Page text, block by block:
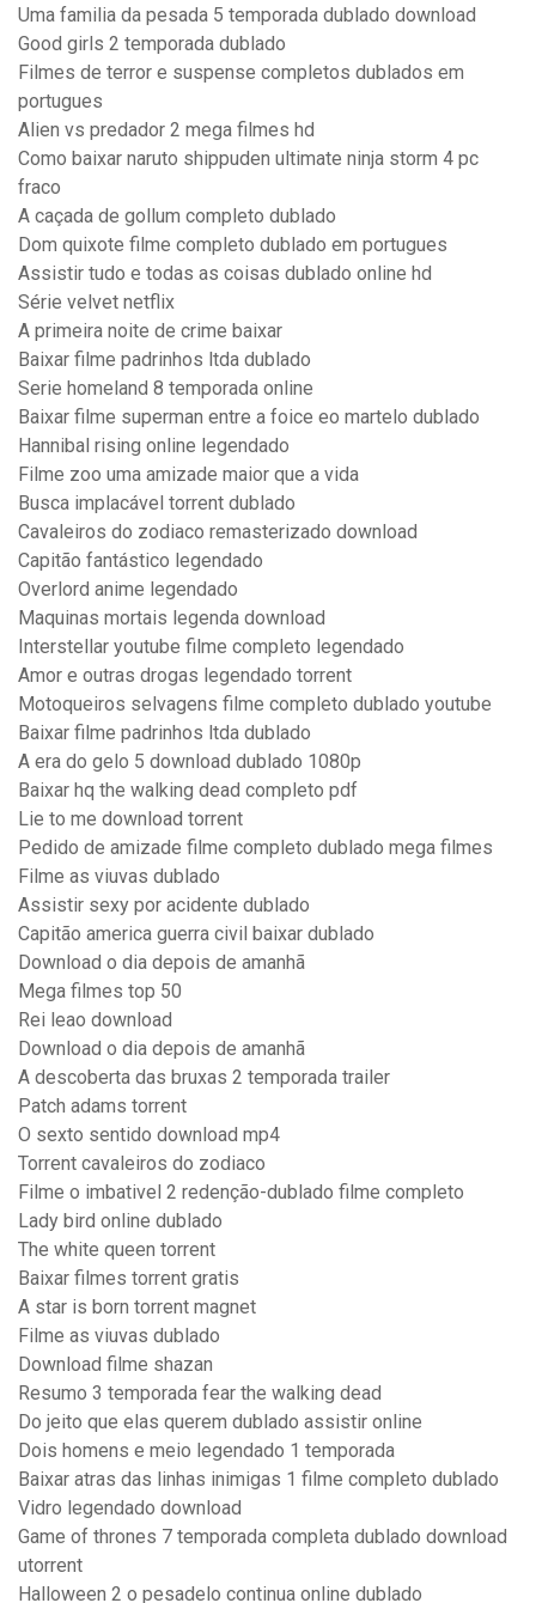
Uma familia da pesada 5 temporada dublado download
Good girls 2 temporada dublado
Filmes de terror e suspense completos dublados em
portugues
Alien vs predador 2 mega filmes hd
Como baixar naruto shippuden ultimate ninja storm 4 pc
fraco
A caçada de gollum completo dublado
Dom quixote filme completo dublado em portugues
Assistir tudo e todas as coisas dublado online hd
Série velvet netflix
A primeira noite de crime baixar
Baixar filme padrinhos ltda dublado
Serie homeland 8 temporada online
Baixar filme superman entre a foice eo martelo dublado
Hannibal rising online legendado
Filme zoo uma amizade maior que a vida
Busca implacável torrent dublado
Cavaleiros do zodiaco remasterizado download
Capitão fantástico legendado
Overlord anime legendado
Maquinas mortais legenda download
Interstellar youtube filme completo legendado
Amor e outras drogas legendado torrent
Motoqueiros selvagens filme completo dublado youtube
Baixar filme padrinhos ltda dublado
A era do gelo 5 download dublado 1080p
Baixar hq the walking dead completo pdf
Lie to me download torrent
Pedido de amizade filme completo dublado mega filmes
Filme as viuvas dublado
Assistir sexy por acidente dublado
Capitão america guerra civil baixar dublado
Download o dia depois de amanhã
Mega filmes top 50
Rei leao download
Download o dia depois de amanhã
A descoberta das bruxas 2 temporada trailer
Patch adams torrent
O sexto sentido download mp4
Torrent cavaleiros do zodiaco
Filme o imbativel 2 redenção-dublado filme completo
Lady bird online dublado
The white queen torrent
Baixar filmes torrent gratis
A star is born torrent magnet
Filme as viuvas dublado
Download filme shazan
Resumo 3 temporada fear the walking dead
Do jeito que elas querem dublado assistir online
Dois homens e meio legendado 1 temporada
Baixar atras das linhas inimigas 1 filme completo dublado
Vidro legendado download
Game of thrones 7 temporada completa dublado download
utorrent
Halloween 2 o pesadelo continua online dublado